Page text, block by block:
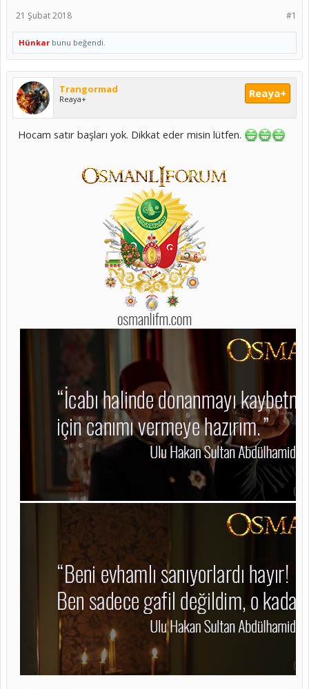
#1
21 Şubat 2018
Hünkar bunu beğendi.
Trangormad
Reaya+ Reaya+
Hocam satır başları yok. Dikkat eder misin lütfen.